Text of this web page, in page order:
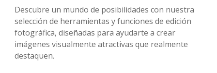
Descubre un mundo de posibilidades con nuestra
selección de herramientas y funciones de edición
fotográfica, diseñadas para ayudarte a crear
imágenes visualmente atractivas que realmente
destaquen.